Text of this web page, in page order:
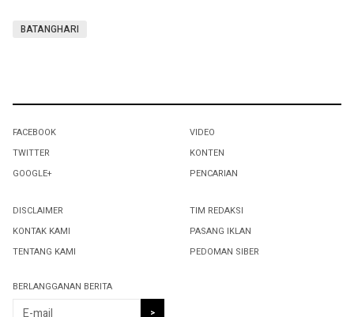
BATANGHARI
FACEBOOK
TWITTER
GOOGLE+
VIDEO
KONTEN
PENCARIAN
DISCLAIMER
KONTAK KAMI
TENTANG KAMI
TIM REDAKSI
PASANG IKLAN
PEDOMAN SIBER
BERLANGGANAN BERITA